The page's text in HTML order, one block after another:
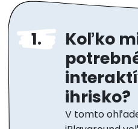
Koľko
ihrisko?
V tomto